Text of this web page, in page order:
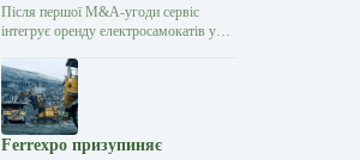
Після першої M&A-угоди сервіс
інтегрує оренду електросамокатів у
екосистему міської мобільності
Українська технологічна компанія
Uklon завершила…
Ferrexpo призупиняє